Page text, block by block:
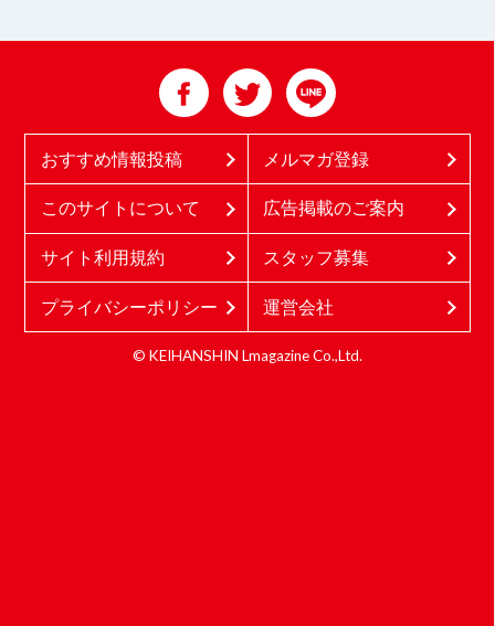
おすすめ情報投稿 メルマガ登録
このサイトについて 広告掲載のご案内
サイト利用規約 スタッフ募集
プライバシーポリシー 運営会社
© KEIHANSHIN Lmagazine Co.,Ltd.